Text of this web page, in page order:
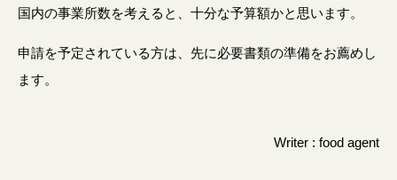
国内の事業所数を考えると、十分な予算額かと思います。
申請を予定されている方は、先に必要書類の準備をお薦めし
ます。
Writer : food agent